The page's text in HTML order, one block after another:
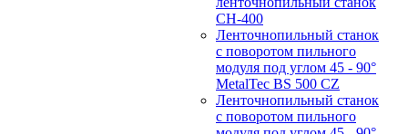
CH-400
Ленточнопильный станок
c поворотом пильного
модуля под углом 45 - 90°
MetalTec BS 500 CZ
Ленточнопильный станок
c поворотом пильного